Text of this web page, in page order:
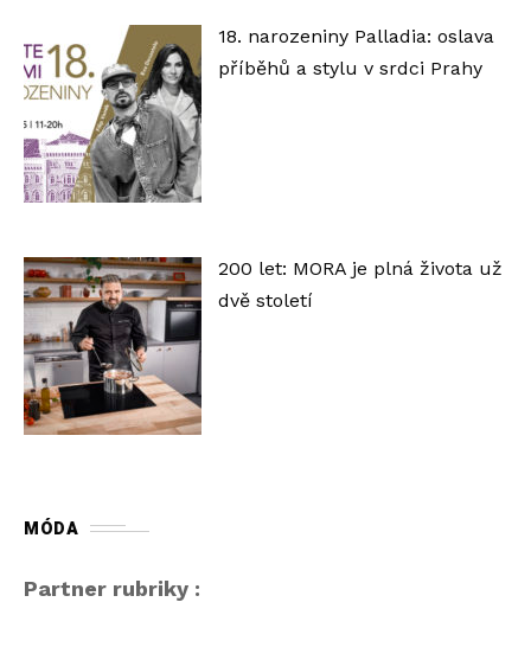
18. narozeniny Palladia: oslava
příběhů a stylu v srdci Prahy
200 let: MORA je plná života už
dvě století
MÓDA
Partner rubriky :